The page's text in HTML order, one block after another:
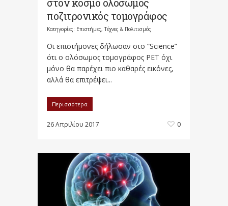
ποζιτρονικός τομογράφος
Κατηγορίες: Επιστήμες, Τέχνες & Πολιτισμός
Οι επιστήμονες δήλωσαν στο “Science”
ότι ο ολόσωμος τομογράφος ΡΕΤ όχι
μόνο θα παρέχει πιο καθαρές εικόνες,
αλλά θα επιτρέψει...
Περισσότερα
26 Απριλίου 2017 0